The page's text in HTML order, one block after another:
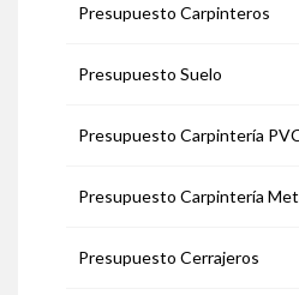
Presupuesto Carpinteros
Presupuesto Suelo
Presupuesto Carpintería
Presupuesto Carpintería
Presupuesto Cerrajeros